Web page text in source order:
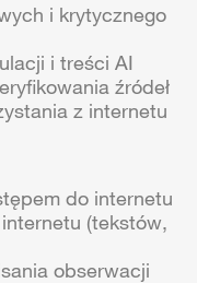
i krytycznego
i treści AI
źródeł
z internetu
do internetu
(tekstów,
obserwacji